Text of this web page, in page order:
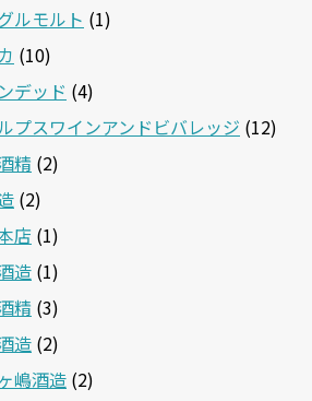
ルモルト (1)
(10)
デッド (4)
プスワインアンドビバレッジ (12)
精 (2)
(2)
店 (1)
造 (1)
精 (3)
造 (2)
嶋酒造 (2)